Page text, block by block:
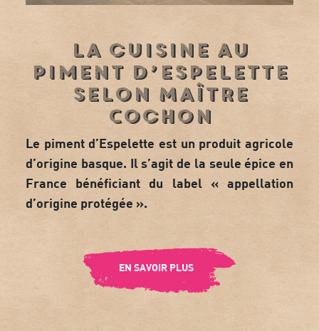
La cuisine au
piment d’Espelette
selon Maître
Cochon
Le piment d’Espelette est un produit agricole
d’origine basque. Il s’agit de la seule épice en
France bénéficiant du label « appellation
d’origine protégée ».
EN SAVOIR PLUS